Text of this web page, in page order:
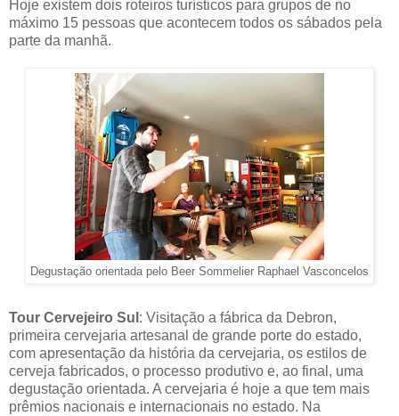
Hoje existem dois roteiros turísticos para grupos de no
máximo 15 pessoas que acontecem todos os sábados pela
parte da manhã.
Degustação orientada pelo Beer Sommelier Raphael Vasconcelos
Tour Cervejeiro Sul : Visitação a fábrica da Debron,
primeira cervejaria artesanal de grande porte do estado,
com apresentação da história da cervejaria, os estilos de
cerveja fabricados, o processo produtivo e, ao final, uma
degustação orientada. A cervejaria é hoje a que tem mais
prêmios nacionais e internacionais no estado. Na